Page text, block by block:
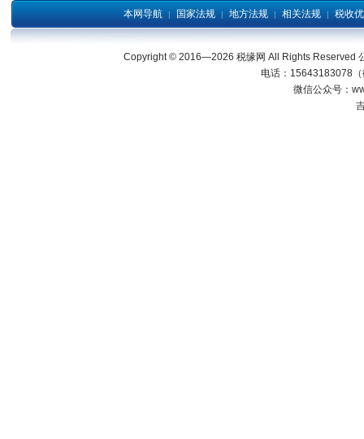
本网导航 | 国家法规 | 地方法规 | 相关法规 | 税收
Copyright © 2016—2026 税缘网 All Rights Reserved
电话：15643183078
微信公众号：